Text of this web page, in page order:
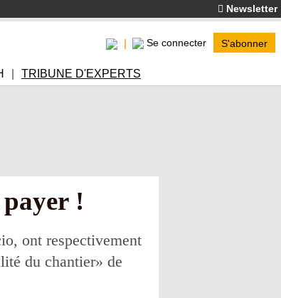
Newsletter
Se connecter S'abonner
TRIBUNE D'EXPERTS
!
ont respectivement
du chantier» de